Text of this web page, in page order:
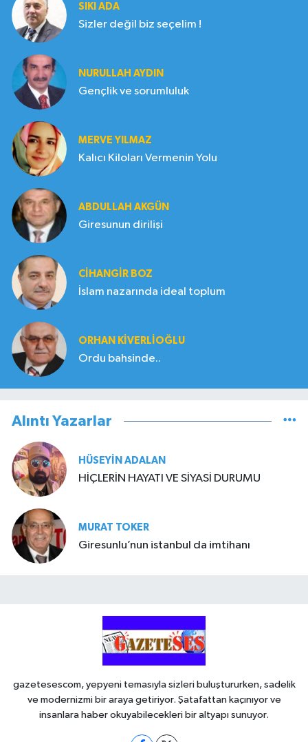
SIKI ADA
Sizler değil biz seçelim !
NURULLAH AYDIN
Gençlik ve sorumluluk
MERVE YILMAZ
Kalıcı Kiloları Vermenin Yolu
ABDULLAH AKGÜN
Giresunun dirilişi
CIHANGIR BOZ
İslam nazarında ideal toplum
ORHAN KIVERLIOĞLU
Ordu bahsinde..
Alıntı Yazarlar
HÜSEYIN ADALAN
HİÇLERİN HAYATI VE SİYASİ DURUMU
MURAT TOKER
Giresunlu’nun istanbul da imtihanı
gazetesescom, yepyeni temasıyla sizleri buluştururken, sadelik
ve modernizmi bir araya getiriyor. Şatafattan kaçınıyor ve
insanlara haber okuyabilecekleri bir altyapı sunuyor.